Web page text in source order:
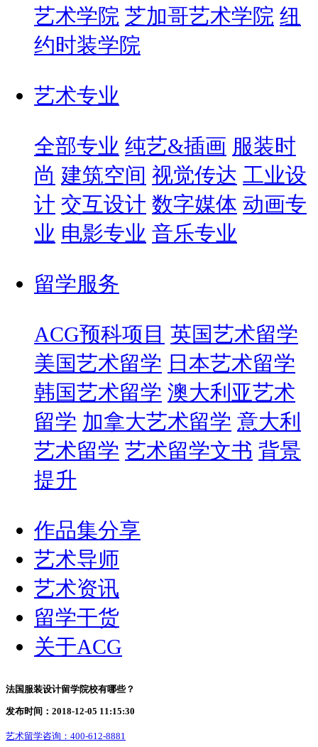
艺术学院 芝加哥艺术学院 纽
约时装学院
艺术专业
全部专业 纯艺&插画 服装时
尚 建筑空间 视觉传达 工业设
计 交互设计 数字媒体 动画专
业 电影专业 音乐专业
留学服务
ACG预科项目 英国艺术留学
美国艺术留学 日本艺术留学
韩国艺术留学 澳大利亚艺术
留学 加拿大艺术留学 意大利
艺术留学 艺术留学文书 背景
提升
作品集分享
艺术导师
艺术资讯
留学干货
关于ACG
法国服装设计留学院校有哪些？
发布时间：2018-12-05 11:15:30
艺术留学咨询： 400-612-8881